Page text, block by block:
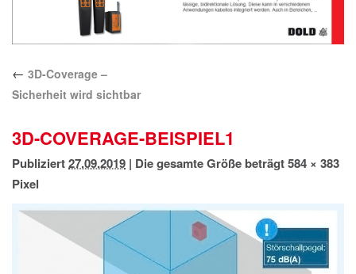
KARRIERE
PRODUKTE
APPLIKATIONEN
LÖSUNGEN
KONTAKT
IMPRESSUM
DATENSCHUTZ
← 3D-Coverage –
Sicherheit wird sichtbar
3D-COVERAGE-BEISPIEL1
Publiziert27.09.2019 | Die gesamte Größe beträgt584 × 383
Pixel